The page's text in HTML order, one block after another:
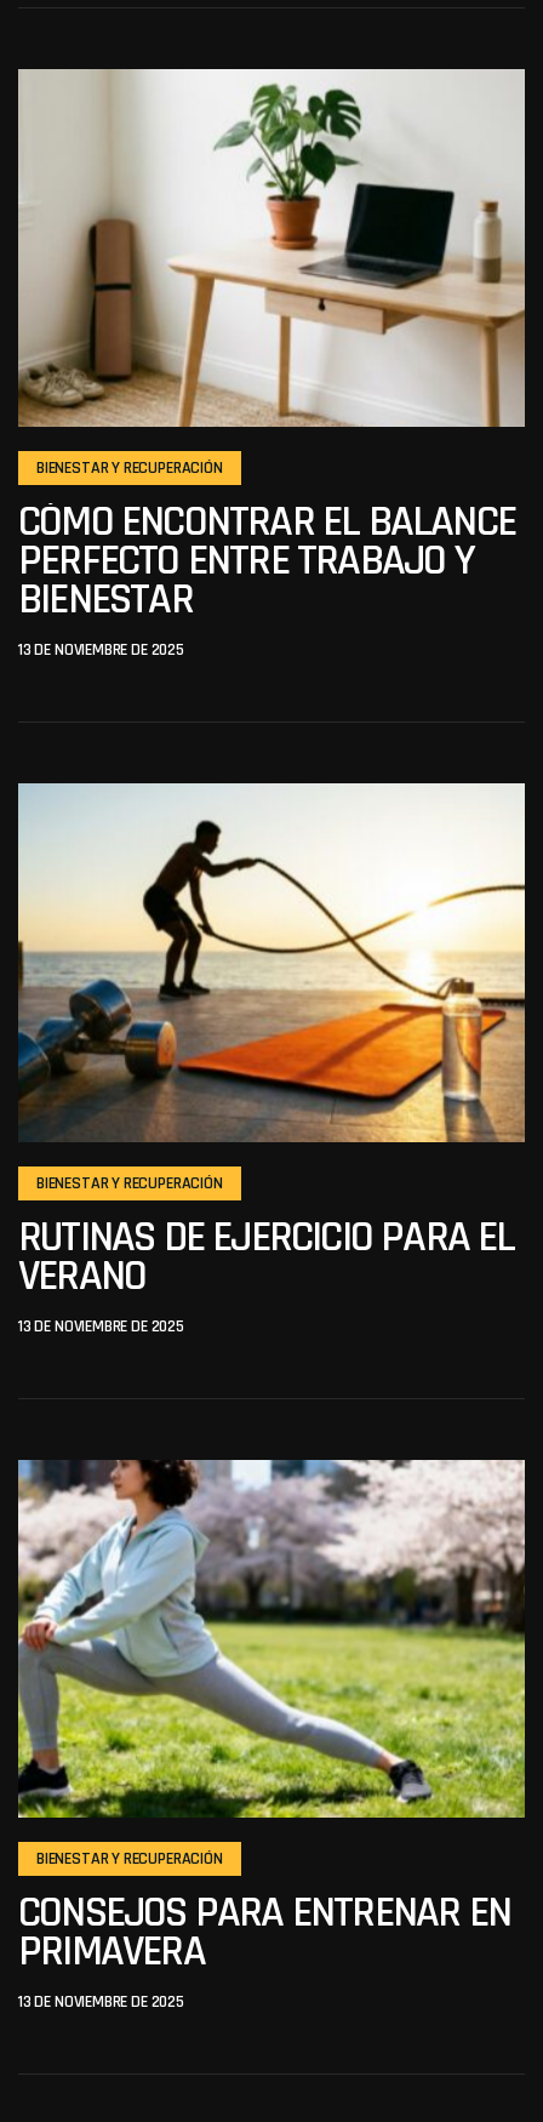
BIENESTAR Y RECUPERACIÓN
CÓMO ENCONTRAR EL BALANCE
PERFECTO ENTRE TRABAJO Y
BIENESTAR
13 DE NOVIEMBRE DE 2025
BIENESTAR Y RECUPERACIÓN
RUTINAS DE EJERCICIO PARA EL
VERANO
13 DE NOVIEMBRE DE 2025
BIENESTAR Y RECUPERACIÓN
CONSEJOS PARA ENTRENAR EN
PRIMAVERA
13 DE NOVIEMBRE DE 2025